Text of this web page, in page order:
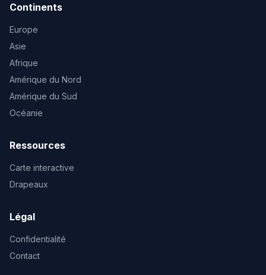
Continents
Europe
Asie
Afrique
Amérique du Nord
Amérique du Sud
Océanie
Ressources
Carte interactive
Drapeaux
Légal
Confidentialité
Contact